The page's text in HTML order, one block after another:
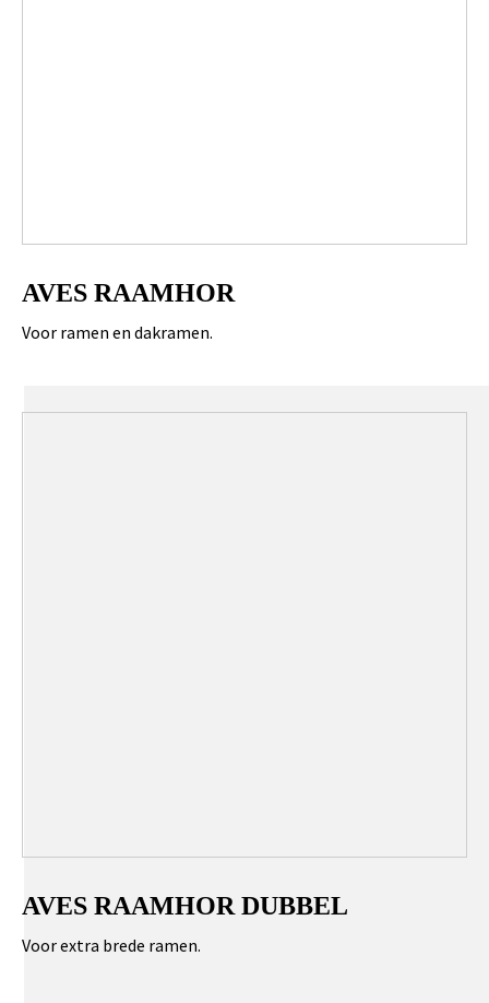
AVES RAAMHOR
Voor ramen en dakramen.
AVES RAAMHOR DUBBEL
Voor extra brede ramen.